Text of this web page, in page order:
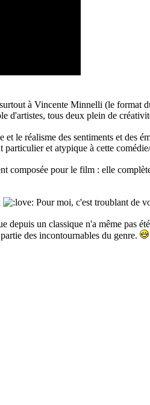
à Vincente Minnelli (le format
d'artistes, tous deux plein de
le réalisme des sentiments et des
et atypique à cette
composée pour le film : elle
Pour moi, c'est troublant de
depuis un classique n'a même pas
des incontournables du genre.